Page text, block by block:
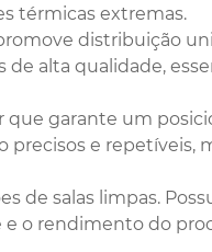
térmicas extremas.
distribuição
alta qualidade,
garante um
e repetíveis,
de salas limpas.
o rendimento do